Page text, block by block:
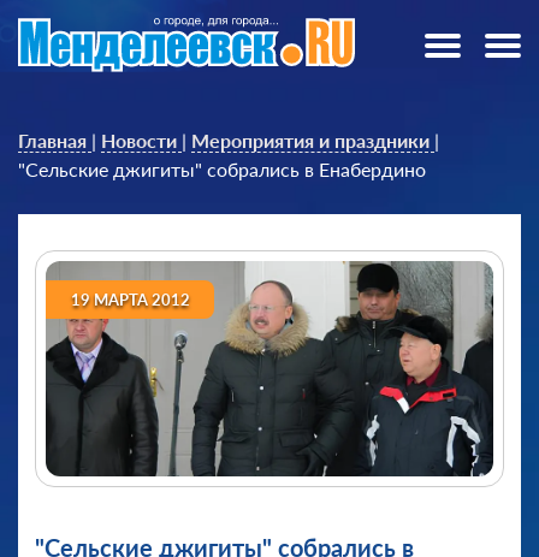
Главная | Новости | Мероприятия и праздники |
"Сельские джигиты" собрались в Енабердино
19 МАРТА 2012
"Сельские джигиты" собрались в